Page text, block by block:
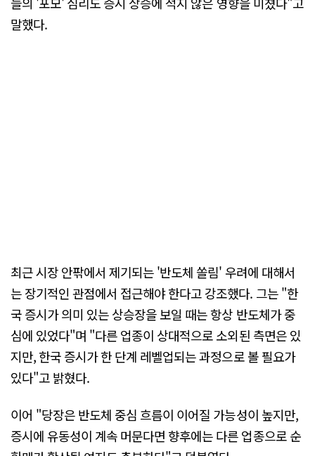
말했다.
최근 시장 안팎에서 제기되는 '반도체 쏠림' 우려에 대해서
는 장기적인 관점에서 접근해야 한다고 강조했다. 그는 "한
국 증시가 의미 있는 상승장을 보일 때는 항상 반도체가 중
심에 있었다"며 "다른 업종이 상대적으로 소외된 측면은 있
지만, 한국 증시가 한 단계 레벨업되는 과정으로 볼 필요가
있다"고 밝혔다.
이어 "당장은 반도체 중심 흐름이 이어질 가능성이 높지만,
증시에 유동성이 계속 머문다면 향후에는 다른 업종으로 순